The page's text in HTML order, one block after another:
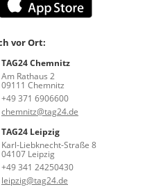
vor Ort:
TAG24 Chemnitz
Am Rathaus 2
09111 Chemnitz
+49 371 6906600
chemnitz@tag24.de
TAG24 Leipzig
Karl-Liebknecht-Straße 8
04107 Leipzig
+49 341 24250430
leipzig@tag24.de